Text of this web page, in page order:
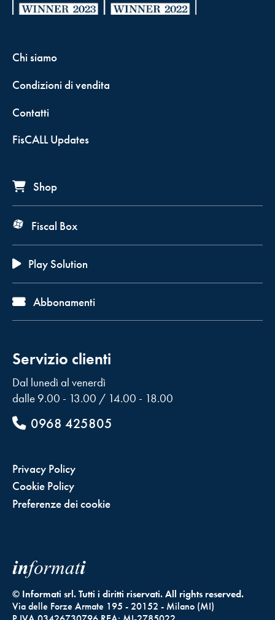
Chi siamo
Condizioni di vendita
Contatti
FisCALL Updates
Shop
Fiscal Box
Play Solution
Abbonamenti
Servizio clienti
Dal lunedì al venerdì
dalle 9.00 - 13.00 / 14.00 - 18.00
0968 425805
Privacy Policy
Cookie Policy
Preferenze dei cookie
© Informati srl. Tutti i diritti riservati. All rights reserved.
Via delle Forze Armate 195 - 20152 - Milano (MI)